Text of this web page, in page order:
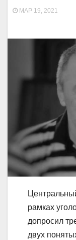
МАР 19, 2021
рамках
допросил
двух